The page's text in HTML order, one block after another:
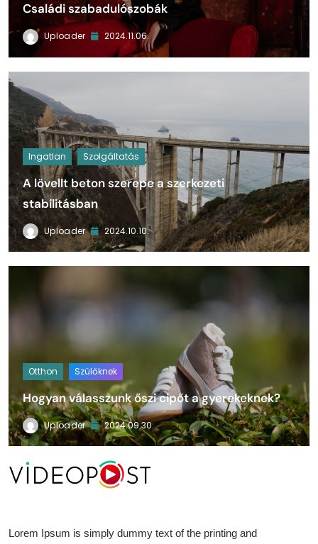
Családi szabadulószobák
Uploader 2024.11.06.
Ingatlan Szolgáltatás
A lövellt beton szerepe a szerkezeti
stabilitásban
Uploader 2024.10.10.
Otthon Szülőknek
Hogyan válasszunk őszi cipőt a gyerekeknek?
Uploader 2024.09.30.
Lorem Ipsum is simply dummy text of the printing and